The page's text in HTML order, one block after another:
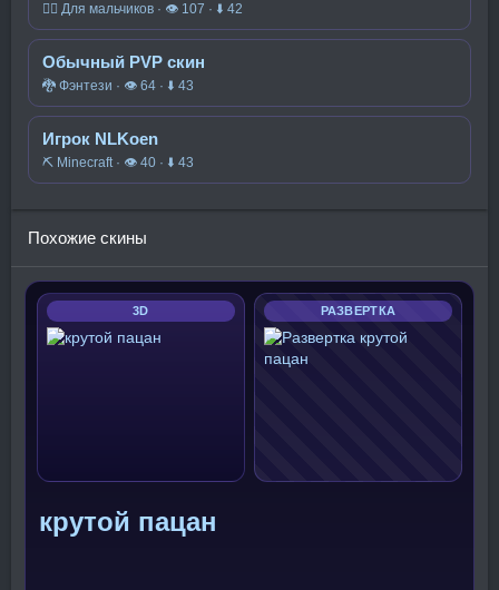
🧍‍♂️ Для мальчиков · 👁 107 · ⬇ 42
Обычный PVP скин
🐉 Фэнтези · 👁 64 · ⬇ 43
Игрок NLKoen
⛏️ Minecraft · 👁 40 · ⬇ 43
Похожие скины
3D РАЗВЕРТКА
крутой пацан